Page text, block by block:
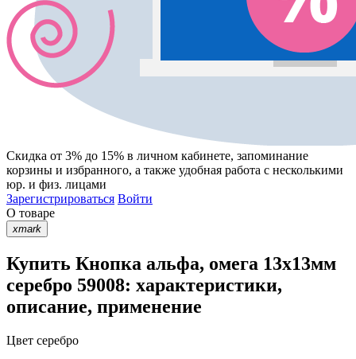
Скидка от 3% до 15% в личном кабинете, запоминание
корзины и избранного, а также удобная работа с несколькими
юр. и физ. лицами
Зарегистрироваться Войти
О товаре
xmark
Купить Кнопка альфа, омега 13х13мм
серебро 59008: характеристики,
описание, применение
Цвет серебро